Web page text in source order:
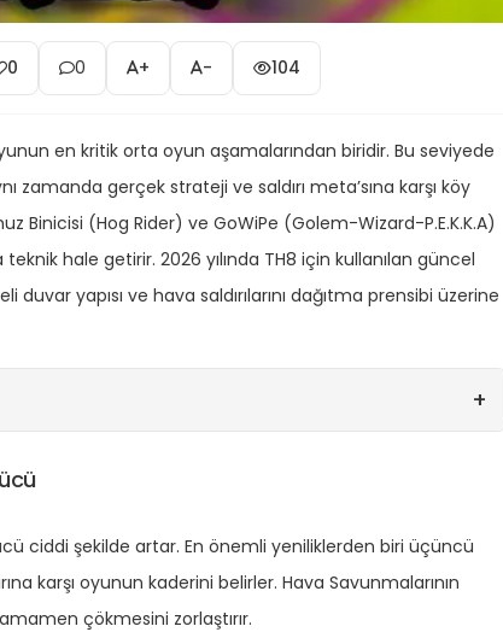
0 0 + - 104
en kritik orta oyun aşamalarından biridir. Bu seviyede
gerçek strateji ve saldırı meta’sına karşı köy
Binicisi (Hog Rider) ve GoWiPe (Golem-Wizard-P.E.K.K.A)
teknik hale getirir. 2026 yılında TH8 için kullanılan güncel
yapısı ve hava saldırılarını dağıtma prensibi üzerine
+
ciddi şekilde artar. En önemli yeniliklerden biri üçüncü
karşı oyunun kaderini belirler. Hava Savunmalarının
çökmesini zorlaştırır.